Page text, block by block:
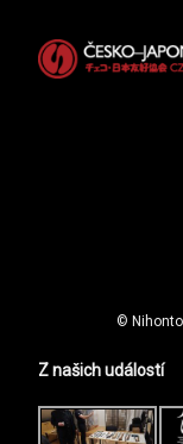
©
Z našich událostí